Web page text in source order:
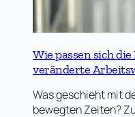
Wie passen sich
veränderte
Was geschieht mit
bewegten Zeiten?